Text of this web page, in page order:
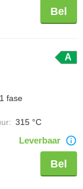
Bel
A
1 fase
: 315 °C
Leverbaar
Bel